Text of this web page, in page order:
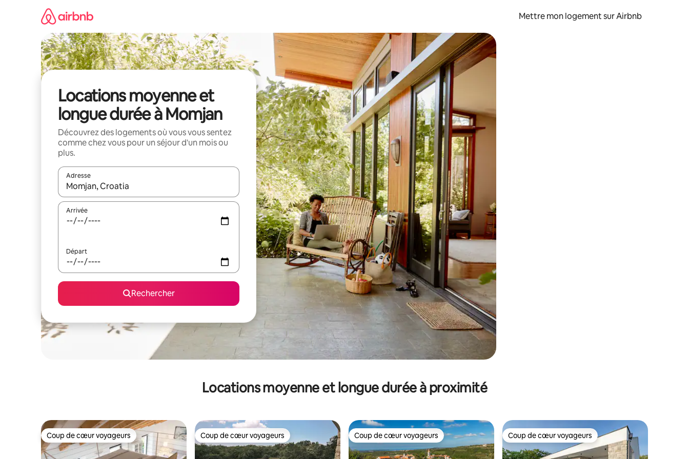
Mettre mon logement sur Airbnb
Locations moyenne et
longue durée à Momjan
Découvrez des logements où vous vous sentez
comme chez vous pour un séjour d'un mois ou
plus.
Adresse
Lorsque les résultats s'affichent, utilisez les flèches vers le haut et vers le bas pour les parcourir ou en appuyant et en faisant glisser.
Arrivée
Départ
Rechercher
Locations moyenne et longue durée à proximité
Coup de cœur voyageurs
Coup de cœur voyageurs Coup de cœur voyageurs
Coup de cœur voyageurs Coup de cœur voyageurs
Coup de cœur voyageurs Coup de cœur voyageurs
Coup de cœur voyageurs